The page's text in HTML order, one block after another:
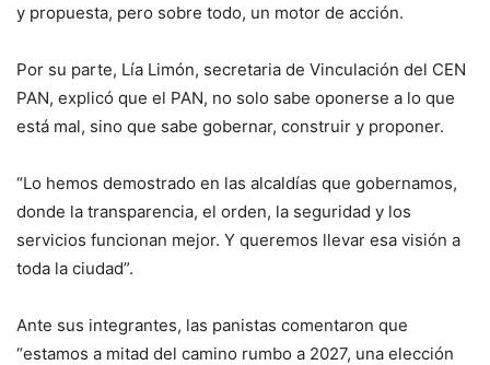
y propuesta, pero sobre todo, un motor de acción.
Por su parte, Lía Limón, secretaria de Vinculación del CEN
PAN, explicó que el PAN, no solo sabe oponerse a lo que
está mal, sino que sabe gobernar, construir y proponer.
“Lo hemos demostrado en las alcaldías que gobernamos,
donde la transparencia, el orden, la seguridad y los
servicios funcionan mejor. Y queremos llevar esa visión a
toda la ciudad”.
Ante sus integrantes, las panistas comentaron que
“estamos a mitad del camino rumbo a 2027, una elección